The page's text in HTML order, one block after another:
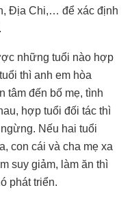
Địa Chi,… để xác định
những tuổi nào hợp
thì anh em hòa
tâm đến bố mẹ, tình
hợp tuổi đối tác thì
Nếu hai tuổi
con cái và cha mẹ xa
suy giảm, làm ăn thì
phát triển.